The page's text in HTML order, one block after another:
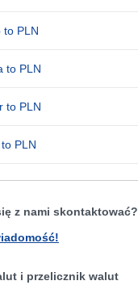
to PLN
to PLN
to PLN
PLN
z nami skontaktować?
i przelicznik walut